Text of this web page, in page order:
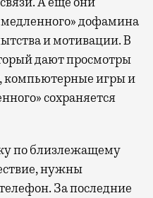
дофамина
и мотивации. В
дают просмотры
компьютерные игры и
сохраняется
по близлежащему
нужны
За последние